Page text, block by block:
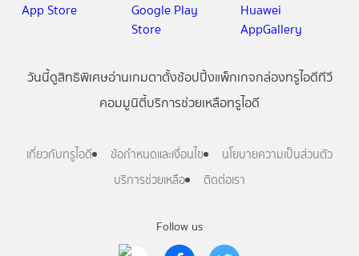
Follow us
วันนี้ดูสิทธิพิเศษอ่านเกมตาตั้งช้อปปิ้งแพ็กเกจกล่องทรูไอดีทีวี
คอมมูนิตี้บริการช่วยเหลือทรูไอดี
เกี่ยวกับทรูไอดี ข้อกำหนดและเงื่อนไข
นโยบายความเป็นส่วนตัว
บริการช่วยเหลือ
ติดต่อเรา